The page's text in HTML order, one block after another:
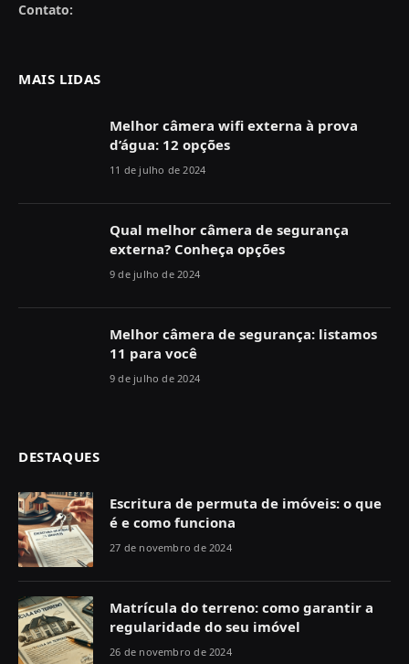
Contato:
MAIS LIDAS
Melhor câmera wifi externa à prova
d’água: 12 opções
11 de julho de 2024
Qual melhor câmera de segurança
externa? Conheça opções
9 de julho de 2024
Melhor câmera de segurança: listamos
11 para você
9 de julho de 2024
DESTAQUES
Escritura de permuta de imóveis: o que
é e como funciona
27 de novembro de 2024
Matrícula do terreno: como garantir a
regularidade do seu imóvel
26 de novembro de 2024